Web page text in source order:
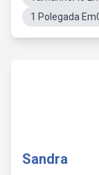
1 Polegada
Sandra